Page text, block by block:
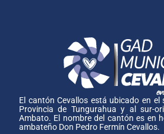
El cantón Cevallos está ubicado en el
Provincia de Tungurahua y al sur-
Ambato. El nombre del cantón es en
ambateño Don Pedro Fermín Cevallos.